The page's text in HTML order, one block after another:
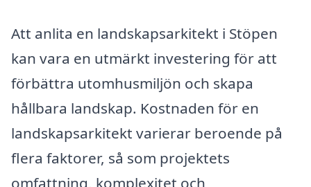
Att anlita en landskapsarkitekt i Stöpen
kan vara en utmärkt investering för att
förbättra utomhusmiljön och skapa
hållbara landskap. Kostnaden för en
landskapsarkitekt varierar beroende på
flera faktorer, så som projektets
omfattning, komplexitet och